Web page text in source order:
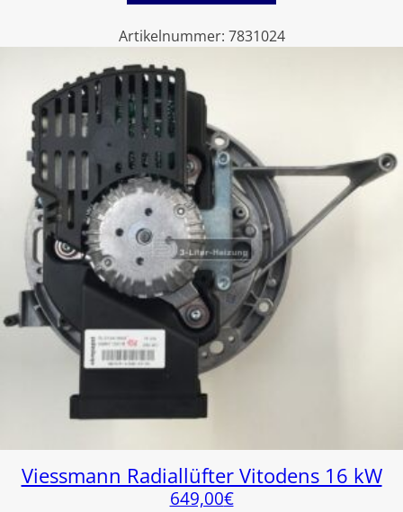
Artikelnummer: 7831024
Viessmann Radiallüfter Vitodens 16 kW
649,00€